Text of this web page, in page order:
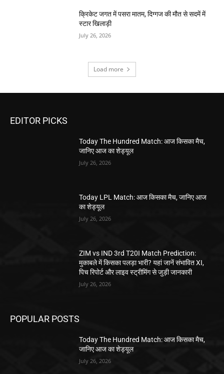
क्रिकेट जगत में पसरा मातम, दिग्गज की मौत से सदमें में
स्टार खिलाड़ी
July 26, 2026
Load more
EDITOR PICKS
Today The Hundred Match: आज किसका मैच,
जानिए आज का शेड्यूल
July 26, 2026
Today LPL Match: आज किसका मैच, जानिए आज
का शेड्यूल
July 26, 2026
ZIM vs IND 3rd T20I Match Prediction:
मुकाबले में किसका पलड़ा भारी? यहां जानें संभावित XI,
पिच रिपोर्ट और लाइव स्ट्रीमिंग से जुड़ी जानकारी
July 26, 2026
POPULAR POSTS
Today The Hundred Match: आज किसका मैच,
जानिए आज का शेड्यूल
July 26, 2026